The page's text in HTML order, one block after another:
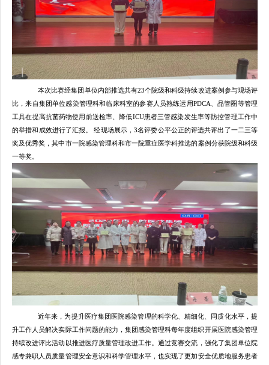
本次比赛经集团单位内部推选共有23个院级和科级持续改进案例参与现场评
比 ，来自集团单位感染管理科和临床科室的参赛人员熟练运用PDCA、品管圈等管理
工具在提高抗菌药物使用前送检率、降低ICU患者三管感染发生率等防控管理工作中
的举措和 成效进行了汇报。 经现场展示，3名评委公平公正的评选共评出了一二三等
奖及优秀奖，其中市一院感染管理科和市一院重症医学科推选的案例分获院级和科级
一等奖。
近年来， 为提升医疗集团医院感染管理的科学化、精细化、同质化水平， 提
升工作人员解决实际工作问题的能力，集团感染管理科每年度组织开展 医院感染管理
持续改进评比活动以推进医疗质量管理改进工作。通过竞赛交流，强化了集团单位院
感专兼职人员质量管理安全意识和科学管理水平，也实现了更加安全优质地服务患者